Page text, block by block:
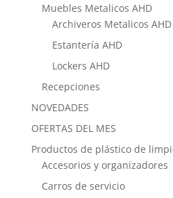
Muebles Metalicos AHD
Archiveros Metalicos AHD
Estantería AHD
Lockers AHD
Recepciones
NOVEDADES
OFERTAS DEL MES
Productos de plástico de
Accesorios y organizadores
Carros de servicio